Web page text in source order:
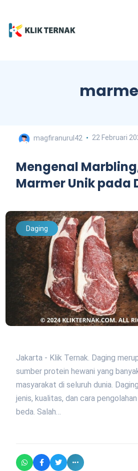
magfiranurul42 22 Februari
Mengenal
Marmer Unik pada
Daging
Jakarta - Klik Ternak. Daging
sumber protein hewani yang
masyarakat di seluruh dunia.
jenis, kualitas, dan cara
beda. Salah…